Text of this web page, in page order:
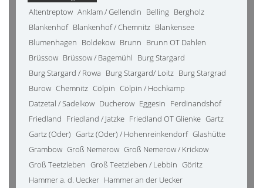
Altentreptow Anklam / Gellendin Belling Bergholz
Blankenhof Blankenhof / Chemnitz Blankensee
Blumenhagen Boldekow Brunn Brunn OT Dahlen
Brüssow Brüssow / Bagemühl Burg Stargard
Burg Stargard / Rowa Burg Stargard/ Loitz Burg Stargrad
Burow Chemnitz Cölpin Cölpin / Hochkamp
Datzetal / Sadelkow Ducherow Eggesin Ferdinandshof
Friedland Friedland / Jatzke Friedland OT Glienke Gartz
Gartz (Oder) Gartz (Oder) / Hohenreinkendorf Glashütte
Grambow Groß Nemerow Groß Nemerow / Krickow
Groß Teetzleben Groß Teetzleben / Lebbin Göritz
Hammer a. d. Uecker Hammer an der Uecker